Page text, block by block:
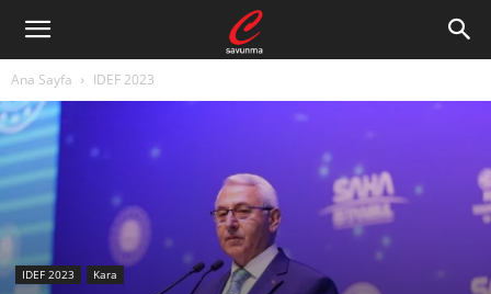
Ana Sayfa IDEF 2023
IDEF 2023 Kara